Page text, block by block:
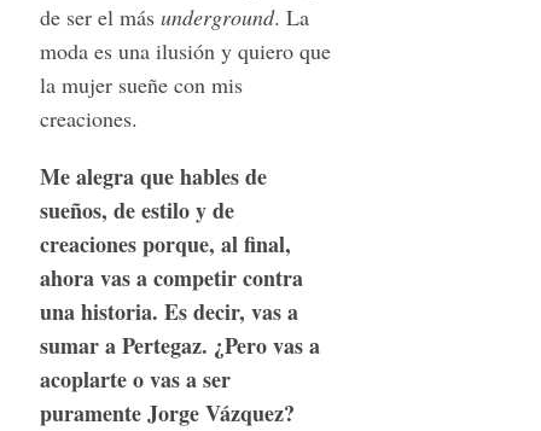
de ser el más underground. La
moda es una ilusión y quiero que
la mujer sueñe con mis
creaciones.
Me alegra que hables de
sueños, de estilo y de
creaciones porque, al final,
ahora vas a competir contra
una historia. Es decir, vas a
sumar a Pertegaz. ¿Pero vas a
acoplarte o vas a ser
puramente Jorge Vázquez?